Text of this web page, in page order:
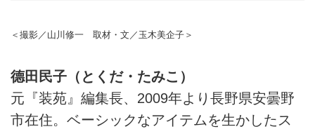
＜撮影／山川修一 取材・文／玉木美企子＞
德田民子（とくだ・たみこ）
元『装苑』編集長、2009年より長野県安曇野
市在住。ベーシックなアイテムを生かしたス